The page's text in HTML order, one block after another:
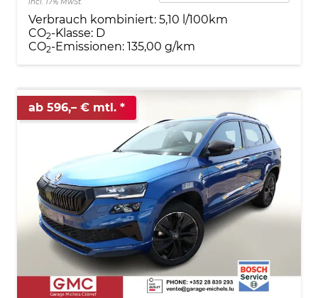
Verbrauch kombiniert: 5,10 l/100km
CO2-Klasse: D
CO2-Emissionen: 135,00 g/km
ab 596,– € mtl.